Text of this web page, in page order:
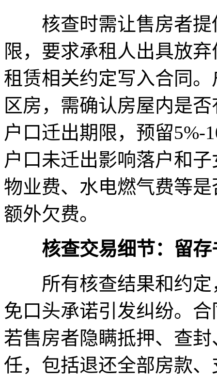
核查时需让售房者提
限，要求承租人出具放
租赁相关约定写入合同
区房，需确认房屋内是
户口迁出期限，预留5%-
户口未迁出影响落户和
物业费、水电燃气费等
额外欠费。
核查交易细节：留
所有核查结果和约定
免口头承诺引发纠纷。
若售房者隐瞒抵押、查
任，包括退还全部房款